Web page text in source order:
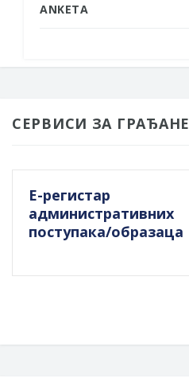
ANKETA
СЕРВИСИ ЗА ГРАЂАНЕ
Е-регистар
административних
поступака/образаца